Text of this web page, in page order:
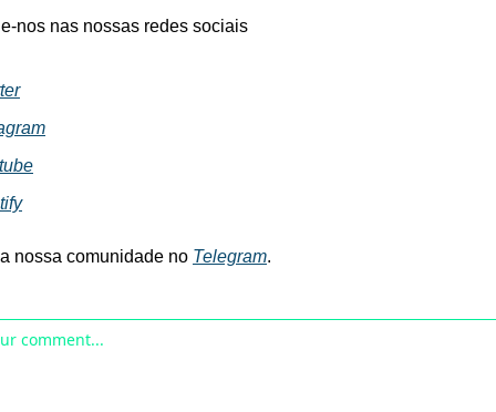
nos nas nossas redes sociais
nossa comunidade no Telegram.